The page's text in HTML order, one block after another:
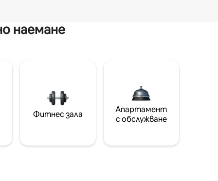
наемане
Фитнес зала
Апартамент
с обслужване